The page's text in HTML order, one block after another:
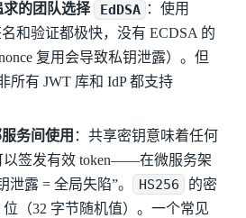
求的团队选择
EdDSA ：使用
和验证都极快，没有 ECDSA 的
复用会导致私钥泄露）。但
所有 JWT 库和 IdP 都支持
务间使用 ：共享密钥意味着任何
以签发有效 token——在微服务架
泄露 = 全局失陷”。
HS256
的密
（32 字节随机值）。一个常见